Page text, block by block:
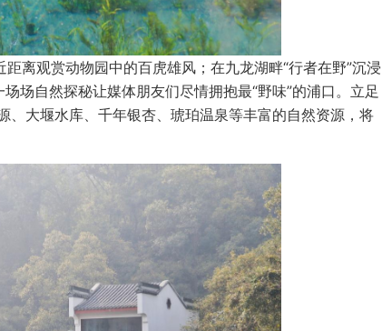
离观赏动物园中的百虎雄风；在九龙湖畔“行者在野”沉浸
场自然探秘让媒体朋友们尽情拥抱最“野味”的浦口。立足
大堰水库、千年银杏、琥珀温泉等丰富的自然资源，将